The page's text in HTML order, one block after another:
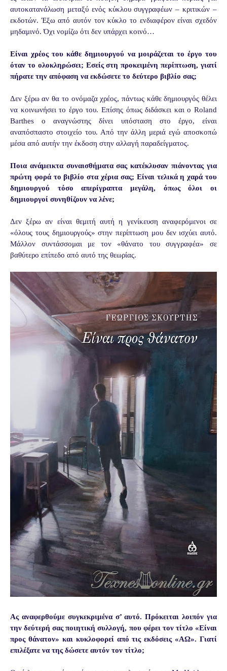
αυτοκατανάλωση μεταξύ ενός κύκλου συγγραφέων – κριτικών –
εκδοτών. Έξω από αυτόν τον κύκλο το ενδιαφέρον είναι σχεδόν
μηδαμινό. Όχι νομίζω ότι δεν υπάρχει κοινό…
Είναι χρέος του κάθε δημιουργού να μοιράζεται το έργο του
όταν το ολοκληρώσει; Εσείς στη προκειμένη περίπτωση, γιατί
πήρατε την απόφαση να εκδώσετε το δεύτερο βιβλίο σας;
Δεν ξέρω αν θα το ονόμαζα χρέος, πάντως κάθε δημιουργός θέλει
να κοινωνήσει το έργο του. Επίσης όπως διδάσκει και ο Roland
Barthes ο αναγνώστης δίνει υπόσταση στο έργο, είναι
αναπόσπαστο στοιχείο του. Από την άλλη μεριά εγώ αποσκοπώ
μέσα από αυτήν την έκδοση στην αλλαγή παραδείγματος.
Ποια ανάμεικτα συναισθήματα σας κατέκλυσαν πιάνοντας για
πρώτη φορά το βιβλίο στα χέρια σας; Είναι τελικά η χαρά του
δημιουργού τόσο απερίγραπτα μεγάλη, όπως όλοι οι
δημιουργοί συνηθίζουν να λένε;
Δεν ξέρω αν είναι θεμιτή αυτή η γενίκευση αναφερόμενοι σε
«όλους τους δημιουργούς» στην περίπτωση μου δεν ισχύει αυτό.
Μάλλον συντάσσομαι με τον «θάνατο του συγγραφέα» σε
βαθύτερο επίπεδο από αυτό της θεωρίας.
Ας αναφερθούμε συγκεκριμένα σ’ αυτό. Πρόκειται λοιπόν για
την δεύτερή σας ποιητική συλλογή, που φέρει τον τίτλο «Είναι
προς θάνατον» και κυκλοφορεί από τις εκδόσεις «ΑΩ». Γιατί
επιλέξατε να της δώσετε αυτόν τον τίτλο;